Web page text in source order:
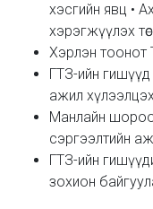
хэсгийн явц •
хэрэгжүүлэх
Хэрлэн тоонот
ГТЗ-ийн
ажил хүлээлцэх
Манлайн
сэргээлтийн
ГТЗ-ийн
зохион